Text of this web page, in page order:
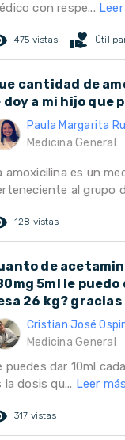
con respe...
475 vistas volunteer_activism Útil
cantidad de
doy a mi hijo que
Paula Margarita
Medicina General
amoxicilina es un
al grupo
128 vistas
de
5ml le
26 kg? gracias
Cristian José
Medicina General
puedes dar 10ml
la dosis qu... Leer más
317 vistas